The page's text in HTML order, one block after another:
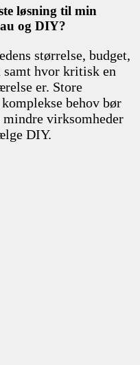
løsning til min
og DIY?
størrelse, budget,
samt hvor kritisk en
er. Store
behov bør
mindre virksomheder
DIY.